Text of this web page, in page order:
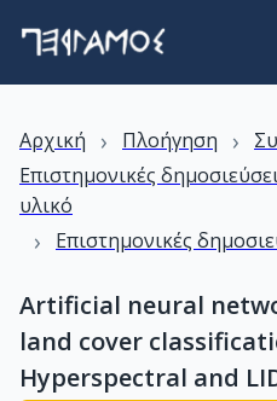
Αρχική › Πλοήγηση ›
Επιστημονικές
υλικό
› Επιστημονικές
Artificial neural
land cover
Hyperspectral and